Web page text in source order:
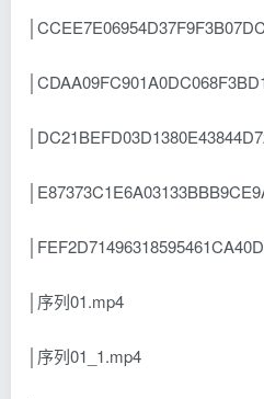
│序列01.mp4
│序列01_1.mp4